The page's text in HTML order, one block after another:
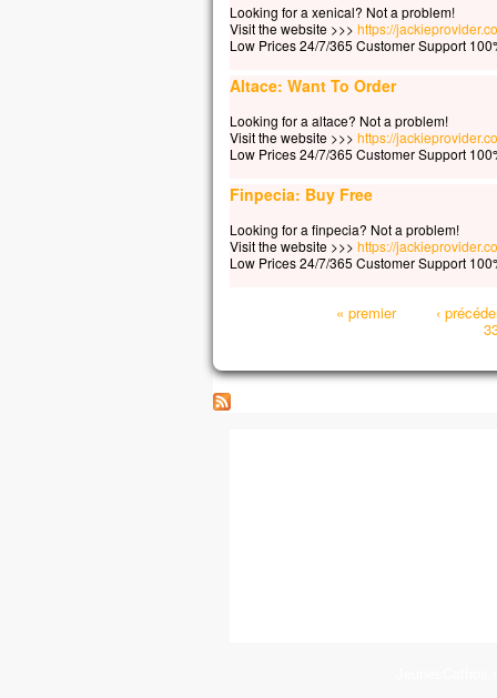
Looking for a xenical? Not a problem!
Visit the website >>> https://
Low Prices 24/7/365 Customer Support
Altace: Want To Order
Looking for a altace? Not a problem!
Visit the website >>> https://
Low Prices 24/7/365 Customer Support
Finpecia: Buy Free
Looking for a finpecia? Not a problem!
Visit the website >>> https://
Low Prices 24/7/365 Customer Support
« premier ‹